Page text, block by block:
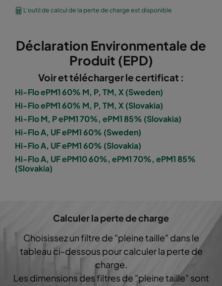
1060 287x592x520-5 ePM10 60%
1060 490x892x520-8 ePM10 60%
1060 287x892x520-5 ePM10 60%
1060 592x592x600-8 ePM10 60% M5
1060 592x490x600-8 ePM10 60%
1060 490x592x600-6
1060 287x592x600-4 ePM10 60%
1060 592x592x600-6 ePM10 60% M5
1060 592x490x600-6 ePM10 60% M5
L'outil de calcul de la perte de charge est disponible
Déclaration Environmentale de
Produit (EPD)
Voir et télécharger le certificat :
Hi-Flo ePM1 60% M, P, TM, X (Sweden)
Hi-Flo ePM1 60% M, P, TM, X (Slovakia)
Hi-Flo M, P ePM1 70%, ePM1 85% (Slovakia)
Hi-Flo A, UF ePM1 60% (Sweden)
Hi-Flo A, UF ePM1 60% (Slovakia)
Hi-Flo A, UF ePM10 60%, ePM1 70%, ePM1 85%
(Slovakia)
Calculer la perte de charge
Choisissez un filtre de "pleine taille" dans le
tableau ci-dessous pour calculer la perte de
charge.
Les dimensions des filtres de "pleine taille" sont